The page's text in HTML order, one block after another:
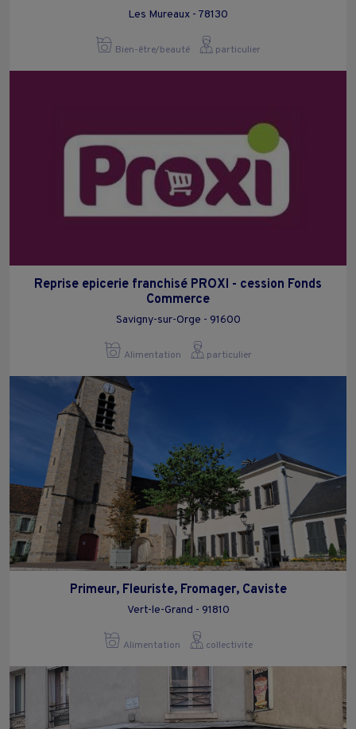
Les Mureaux - 78130
Bien-être/beauté particulier
Reprise epicerie franchisé PROXI - cession Fonds
Commerce
Savigny-sur-Orge - 91600
Alimentation particulier
Primeur, Fleuriste, Fromager, Caviste
Vert-le-Grand - 91810
Alimentation collectivite